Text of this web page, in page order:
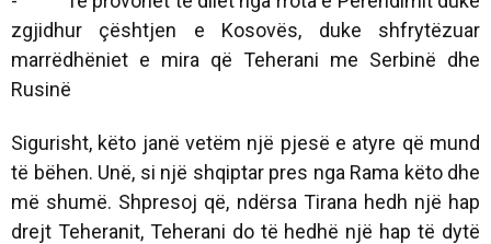
zgjidhur çështjen e Kosovës, duke shfrytëzuar
marrëdhëniet e mira që Teherani me Serbinë dhe
Rusinë
Sigurisht, këto janë vetëm një pjesë e atyre që mund
të bëhen. Unë, si një shqiptar pres nga Rama këto dhe
më shumë. Shpresoj që, ndërsa Tirana hedh një hap
drejt Teheranit, Teherani do të hedhë një hap të dytë